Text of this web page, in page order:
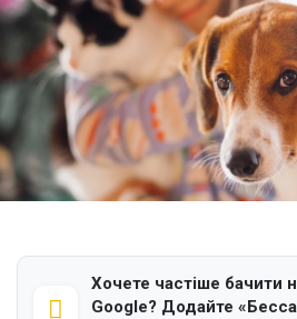
Хочете частіше бачити
Google? Додайте